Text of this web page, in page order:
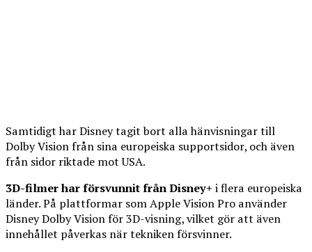
Samtidigt har Disney tagit bort alla hänvisningar till
Dolby Vision från sina europeiska supportsidor, och även
från sidor riktade mot USA.
3D-filmer har försvunnit från Disney+ i flera europeiska
länder. På plattformar som Apple Vision Pro använder
Disney Dolby Vision för 3D-visning, vilket gör att även
innehållet påverkas när tekniken försvinner.